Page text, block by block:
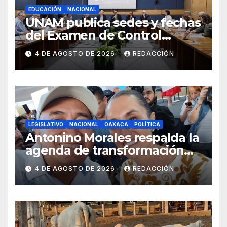
EDUCACIÓN NACIONAL
UNAM publica sedes y fechas
del Examen de Control
Presencial; aplicarán la
evaluación del 12 al 19 de
agosto
4 DE AGOSTO DE 2026 REDACCIÓN
LEGISLATIVO NACIONAL OAXACA POLÍTICA
Antonino Morales respalda la
agenda de transformación
durante gira presidencial por
Oaxaca
4 DE AGOSTO DE 2026 REDACCIÓN